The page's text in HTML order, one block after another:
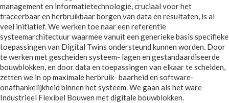
management en informatietechnologie, cruciaal voor het
traceerbaar en herbruikbaar borgen van data en resultaten, is al
veel initiatief. We werken toe naar een referentie
systeemarchitectuur waarmee vanuit een generieke basis specifieke
toepassingen van Digital Twins ondersteund kunnen worden. Door
te werken met gescheiden systeem- lagen en gestandaardiseerde
bouwblokken, en door data en toepassingen van elkaar te scheiden,
zetten we in op maximale herbruik- baarheid en software-
onafhankelijkheid binnen het systeem. We gaan als het ware
Industrieel Flexibel Bouwen met digitale bouwblokken.